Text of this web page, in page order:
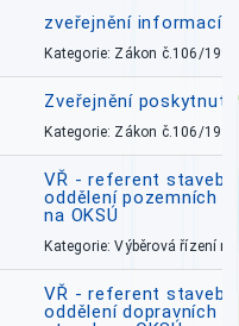
zveřejnění informací
Kategorie: Zákon č.106/1999
Zveřejnění
Kategorie: Zákon č.106/1999
VŘ - referent
oddělení pozemních
na OKSÚ
Kategorie: Výběrová řízení
VŘ - referent
oddělení dopravních